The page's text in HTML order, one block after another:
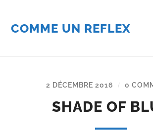
COMME UN REFLEX
2 DÉCEMBRE 2016 / 0
SHADE OF